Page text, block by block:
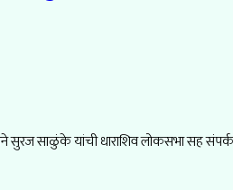
सुरज साळुंके यांची धाराशिव लोकसभा सह